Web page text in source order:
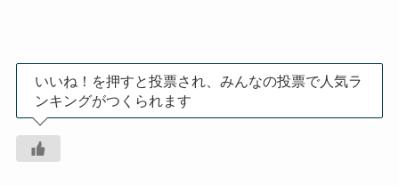
いいね！を押すと投票され、みんなの投票で人気ラ
ンキングがつくられます